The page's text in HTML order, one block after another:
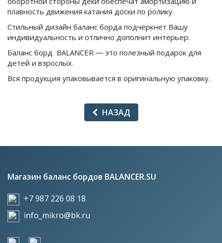
плавность движения катания доски по ролику.
Стильный дизайн баланс борда подчеркнет Вашу
индивидуальность и отлично дополнит интерьер.
Баланс борд BALANCER ― это полезный подарок для
детей и взрослых.
Вся продукция упаковывается в оригинальную упаковку.
НАЗАД
Магазин баланс бордов BALANCER.SU
+7 987 226 08 18
info_mikro@bk.ru